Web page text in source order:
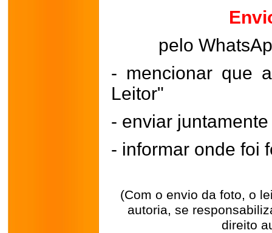
pelo
- mencionar que
Leitor"
- enviar
- informar onde foi
(Com o envio da foto, o
autoria, se
direito